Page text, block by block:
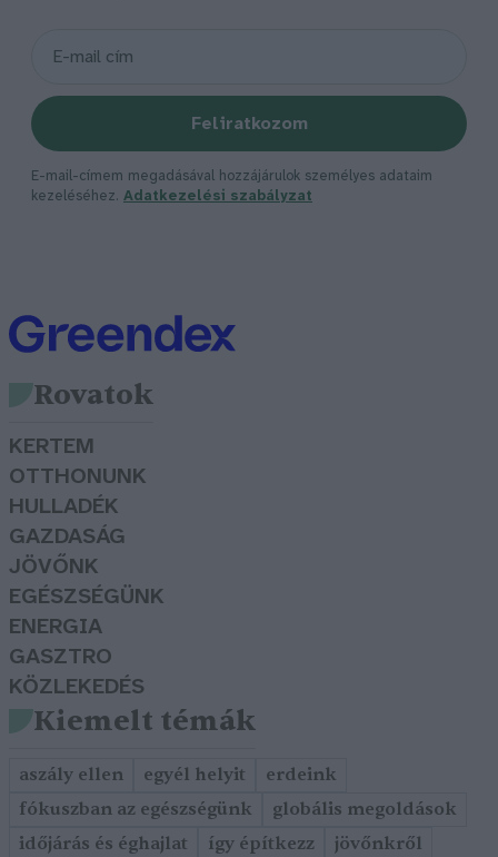
Feliratkozom
E-mail-címem megadásával hozzájárulok személyes adataim
kezeléséhez. Adatkezelési szabályzat
Rovatok
KERTEM
OTTHONUNK
HULLADÉK
GAZDASÁG
JÖVŐNK
EGÉSZSÉGÜNK
ENERGIA
GASZTRO
KÖZLEKEDÉS
Kiemelt témák
aszály ellen egyél helyit
erdeink
fókuszban az egészségünk
globális megoldások
időjárás és éghajlat
így építkezz
jövőnkről